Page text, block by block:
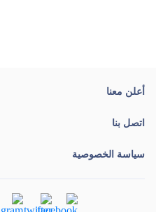
أعلن معنا
اتصل بنا
سياسة الخصوصية